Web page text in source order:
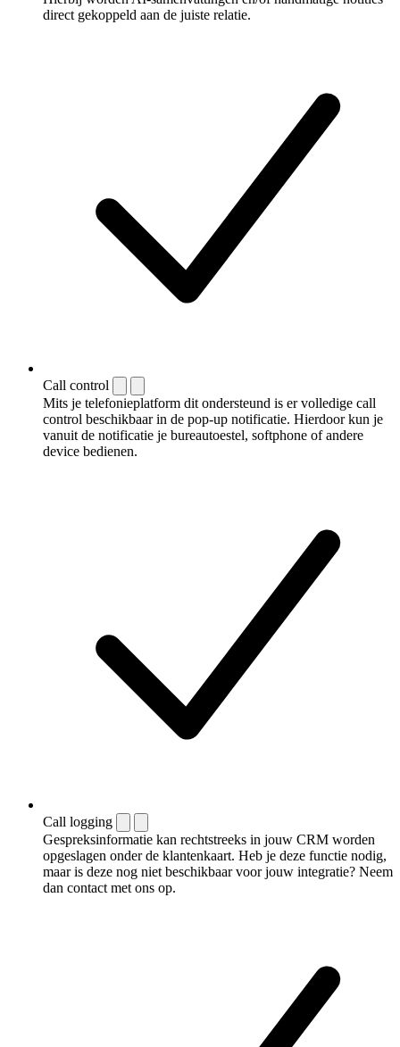
direct gekoppeld aan de juiste relatie.
Call control
Mits je telefonieplatform dit ondersteund is er volledige call
control beschikbaar in de pop-up notificatie. Hierdoor kun je
vanuit de notificatie je bureautoestel, softphone of andere
device bedienen.
Call logging
Gespreksinformatie kan rechtstreeks in jouw CRM worden
opgeslagen onder de klantenkaart. Heb je deze functie nodig,
maar is deze nog niet beschikbaar voor jouw integratie? Neem
dan contact met ons op.